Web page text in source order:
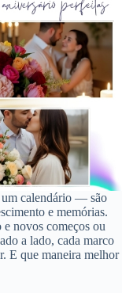
um calendário — são
e memórias.
novos começos ou
a lado, cada marco
E que maneira melhor